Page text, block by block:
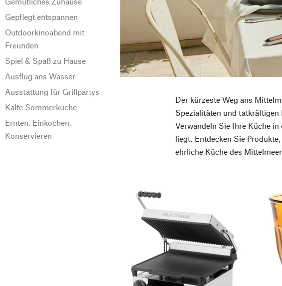
Gepflegt entspannen
Outdoorkinoabend mit
Freunden
Spiel & Spaß zu Hause
Ausflug ans Wasser
Ausstattung für Grillpartys
Kalte Sommerküche
Ernten. Einkochen.
Konservieren
Der kürzeste Weg ans
Spezialitäten und tatkräftigen
Verwandeln Sie Ihre Küche
liegt. Entdecken Sie
ehrliche Küche des